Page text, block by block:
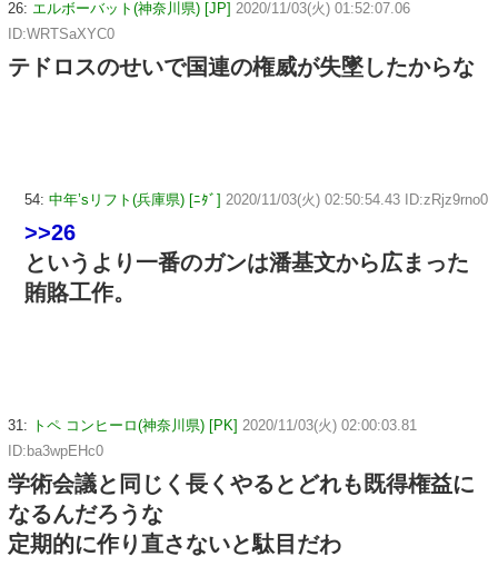
26: エルボーバット(神奈川県) [JP] 2020/11/03(火) 01:52:07.06
ID:WRTSaXYC0
テドロスのせいで国連の権威が失墜したからな
54: 中年’sリフト(兵庫県) [ﾆﾀﾞ] 2020/11/03(火) 02:50:54.43 ID:zRjz9rno0
>>26
というより一番のガンは潘基文から広まった
賄賂工作。
31: トペ コンヒーロ(神奈川県) [PK] 2020/11/03(火) 02:00:03.81
ID:ba3wpEHc0
学術会議と同じく長くやるとどれも既得権益に
なるんだろうな
定期的に作り直さないと駄目だわ